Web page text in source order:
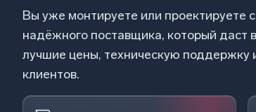
Вы уже монтируете или проектируете
надёжного поставщика, который даст
лучшие цены, техническую поддержку
клиентов.